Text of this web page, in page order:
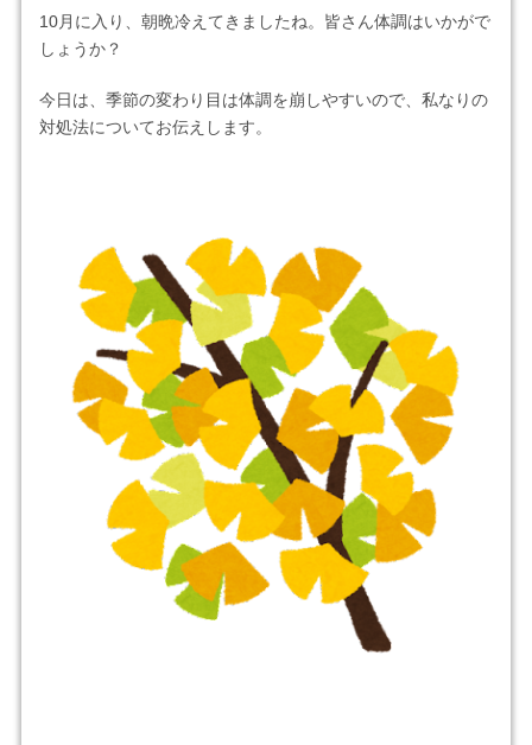
10月に入り、朝晩冷えてきましたね。皆さん体調はいかがで
しょうか？
今日は、季節の変わり目は体調を崩しやすいので、私なりの
対処法についてお伝えします。